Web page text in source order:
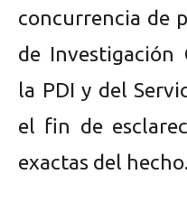
concurrencia de
de Investigación
la PDI y del
el fin de
exactas del hecho.